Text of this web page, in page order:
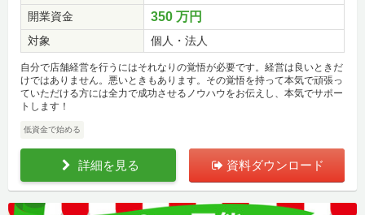
開業資金
350 万円
対象 個人・法人
自分で店舗経営を行うにはそれなりの覚悟が必要です。経営は良いときだ
けではありません。悪いときもあります。その覚悟を持って本気で頑張っ
ていただける方には全力で成功させるノウハウをお伝えし、本気でサポー
トします！
低資金で始める
詳細を見る 資料ダウンロード